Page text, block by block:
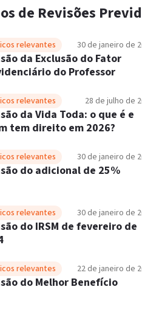
de Revisões
relevantes 30 de janeiro de
da Exclusão do Fator
do Professor
relevantes 28 de julho de
da Vida Toda: o que é e
tem direito em 2026?
relevantes 30 de janeiro de
do adicional de 25%
relevantes 30 de janeiro de
do IRSM de fevereiro de
relevantes 22 de janeiro de
do Melhor Benefício